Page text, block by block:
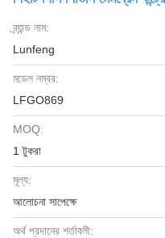
ব্র্যান্ড নাম:
Lunfeng
মডেল নম্বর:
LFGO869
MOQ:
1 টুকরা
মূল্য:
আলোচনা সাপেক্ষে
অর্থ প্রদানের শর্তাবলী: